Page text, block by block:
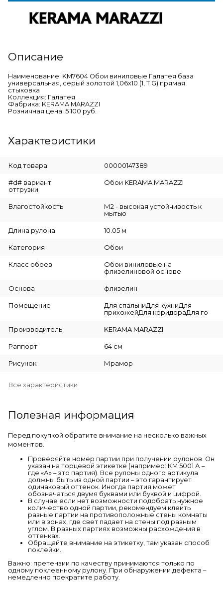
Описание
Наименование: KM7604 Обои виниловые Галатея база
универсальная, серый золотой 1,06х10 (1, Т G) прямая
стыковка
Коллекция: Галатея
Фабрика: KERAMA MARAZZI
Розничная цена: 5 100 руб.
Характеристики
Код товара 00000147389
#d# вариант
отгрузки
Обои KERAMA MARAZZI
Влагостойкость
М2 - высокая устойчивость к
мытью
Длина рулона 10.05 м
Категория Обои
Класс обоев
Обои виниловые на
флизелиновой основе
Основа флизелин
Помещение
Для спальниДля кухниДля
прихожейДля коридораДля го
Производитель KERAMA MARAZZI
Раппорт 64 см
Рисунок Мрамор
Все характеристики
Полезная информация
Перед покупкой обратите внимание на несколько важных
моментов.
Проверяйте номер партии при получении рулонов. Он
указан на торцевой этикетке (например: КМ 5001 А –
где «А» – это партия). Все рулоны одного артикула
должны быть из одной партии – это гарантирует
одинаковый оттенок. Иногда партия может
обозначаться двумя буквами или буквой и цифрой.
В случае если нет возможности подобрать нужное
количество одной партии, рекомендуем клеить
разные партии на противоположные стены комнаты
или в зонах, где свет падает на стены под разным
углом. В разных партиях возможны расхождения в
оттенках.
Обращайте внимание на этикетку, там указан способ
поклейки.
Важно: претензии по качеству принимаются только по
одному поклеенному рулону. При обнаружении дефекта –
немедленно прекратите работу.